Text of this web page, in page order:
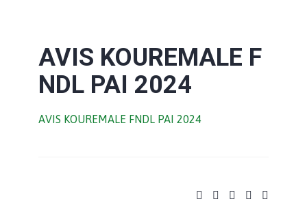
AVIS KOUREMALE F
NDL PAI 2024
AVIS KOUREMALE FNDL PAI 2024